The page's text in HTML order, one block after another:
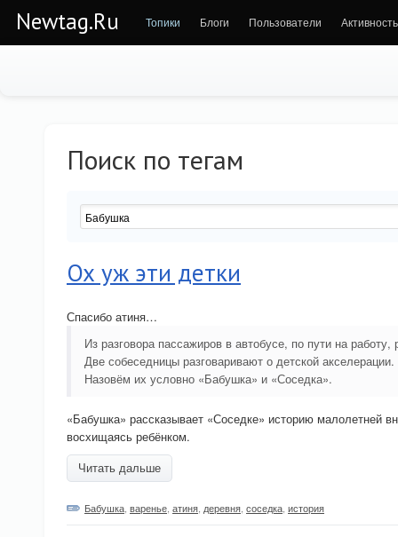
Newtag.Ru Топики Блоги Пользователи Активность
Поиск по тегам
Ох уж эти детки
Спасибо атиня…
Из разговора пассажиров в автобусе, по пути на работу,
Две собеседницы разговаривают о детской акселерации.
Назовём их условно «Бабушка» и «Соседка».
«Бабушка» рассказывает «Соседке» историю малолетней
восхищаясь ребёнком.
Читать дальше
Бабушка варенье атиня деревня соседка история